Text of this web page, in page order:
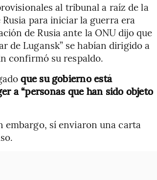
al tribunal a raíz de la
para iniciar la guerra era
de Rusia ante la ONU dijo que
de Lugansk” se habían dirigido a
confirmó su respaldo.
que su gobierno está
a “personas que han sido objeto
embargo, sí enviaron una carta